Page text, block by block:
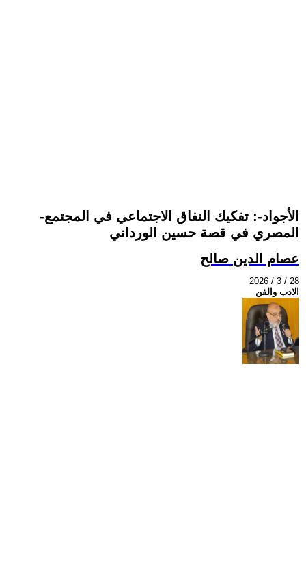
-الأجواد-: تفكيك النفاق الاجتماعي في المجتمع
المصري في قصة حسين الورداني
عصام الدين صالح
2026 / 3 / 28
الادب والفن